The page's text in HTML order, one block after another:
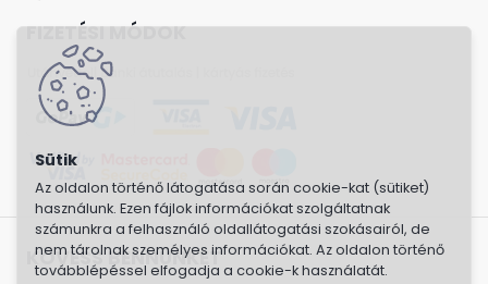
Az oldalon történő látogatása során cookie-kat (sütiket)
használunk. Ezen fájlok információkat szolgáltatnak
számunkra a felhasználó oldallátogatási szokásairól, de
nem tárolnak személyes információkat. Az oldalon történő
továbblépéssel elfogadja a cookie-k használatát.
FIZETÉSI MÓDOK
KÖVESS BENNÜNKET